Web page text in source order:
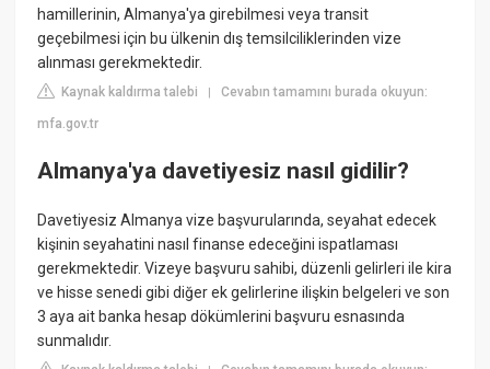
hamillerinin, Almanya'ya girebilmesi veya transit
geçebilmesi için bu ülkenin dış temsilciliklerinden vize
alınması gerekmektedir.
Kaynak kaldırma talebi |Cevabın tamamını burada okuyun:
mfa.gov.tr
Almanya'ya davetiyesiz nasıl gidilir?
Davetiyesiz Almanya vize başvurularında, seyahat edecek
kişinin seyahatini nasıl finanse edeceğini ispatlaması
gerekmektedir. Vizeye başvuru sahibi, düzenli gelirleri ile kira
ve hisse senedi gibi diğer ek gelirlerine ilişkin belgeleri ve son
3 aya ait banka hesap dökümlerini başvuru esnasında
sunmalıdır.